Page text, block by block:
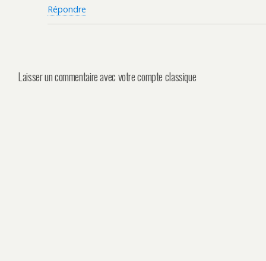
Répondre
Laisser un commentaire avec votre compte classique